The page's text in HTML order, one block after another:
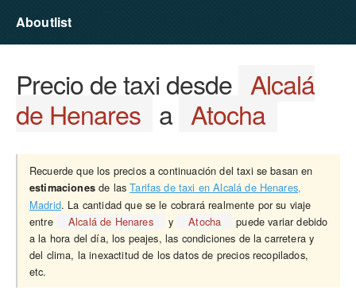
Aboutlist
Precio de taxi desde Alcalá
de Henares a Atocha
Recuerde que los precios a continuación del taxi se basan en
estimacionesde lasTarifas de taxi en Alcalá de Henares,
Madrid. La cantidad que se le cobrará realmente por su viaje
entre
Alcalá de Henares y Atocha
puede variar debido
a la hora del día, los peajes, las condiciones de la carretera y
del clima, la inexactitud de los datos de precios recopilados,
etc.